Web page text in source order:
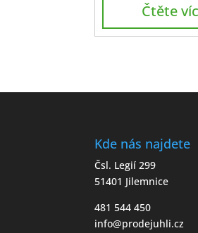
Čtěte
Kde nás najdete
Čsl. Legií 299
51401 Jilemnice
481 544 450
info@prodejuhli.cz